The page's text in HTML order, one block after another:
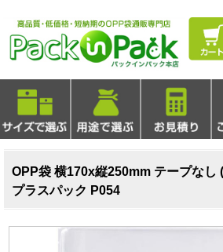
OPP袋 横170x縦250mm テープなし
プラスパック P054